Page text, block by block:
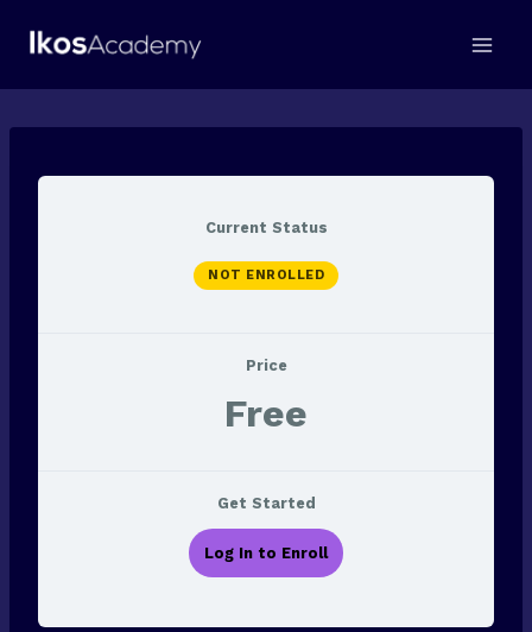
Current Status
NOT ENROLLED
Price
Free
Get Started
Log In to Enroll